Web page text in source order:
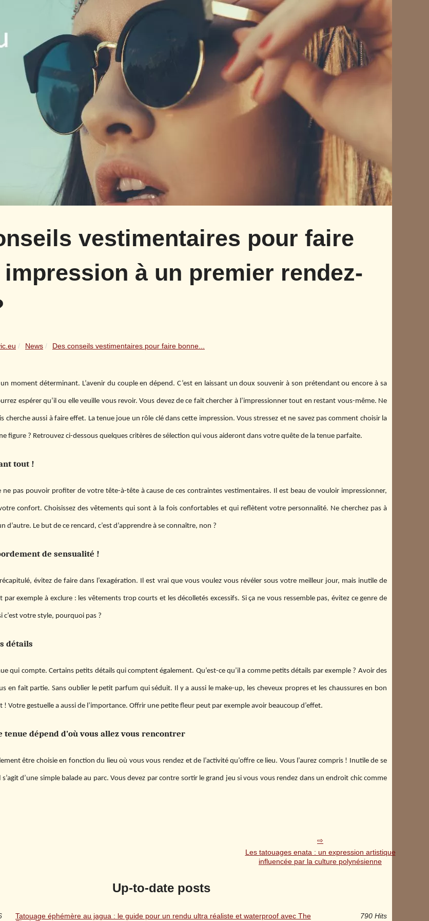
vestimentaires pour faire
impression à un premier rendez-
News Des conseils vestimentaires pour faire bonne...
moment déterminant. L’avenir du couple en dépend. C’est en laissant un doux souvenir à son prétendant ou encore à sa
espérer qu’il ou elle veuille vous revoir. Vous devez de ce fait chercher à l’impressionner tout en restant vous-même. Ne
cherche aussi à faire effet. La tenue joue un rôle clé dans cette impression. Vous stressez et ne savez pas comment choisir la
figure ? Retrouvez ci-dessous quelques critères de sélection qui vous aideront dans votre quête de la tenue parfaite.
tout !
ne pas pouvoir profiter de votre tête-à-tête à cause de ces contraintes vestimentaires. Il est beau de vouloir impressionner,
confort. Choisissez des vêtements qui sont à la fois confortables et qui reflètent votre personnalité. Ne cherchez pas à
d’autre. Le but de ce rencard, c’est d’apprendre à se connaître, non ?
de sensualité !
évitez de faire dans l’exagération. Il est vrai que vous voulez vous révéler sous votre meilleur jour, mais inutile de
exemple à exclure : les vêtements trop courts et les décolletés excessifs. Si ça ne vous ressemble pas, évitez ce genre de
c’est votre style, pourquoi pas ?
détails
qui compte. Certains petits détails qui comptent également. Qu’est-ce qu’il a comme petits détails par exemple ? Avoir des
en fait partie. Sans oublier le petit parfum qui séduit. Il y a aussi le make-up, les cheveux propres et les chaussures en bon
! Votre gestuelle a aussi de l’importance. Offrir une petite fleur peut par exemple avoir beaucoup d’effet.
tenue dépend d’où vous allez vous rencontrer
être choisie en fonction du lieu où vous vous rendez et de l’activité qu’offre ce lieu. Vous l’aurez compris ! Inutile de se
s’agit d’une simple balade au parc. Vous devez par contre sortir le grand jeu si vous vous rendez dans un endroit chic comme
Les tatouages enata : un expression artistique
influencée par la culture polynésienne
Up-to-date posts
Tatouage éphémère au jagua : le guide pour un rendu ultra réaliste et waterproof avec The
790 Hits